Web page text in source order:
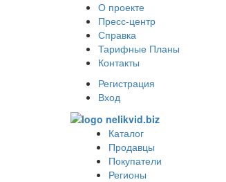
О проекте
Пресс-центр
Справка
Тарифные Планы
Контакты
Регистрация
Вход
Каталог
Продавцы
Покупатели
Регионы